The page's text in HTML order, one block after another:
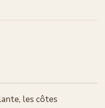
les côtes